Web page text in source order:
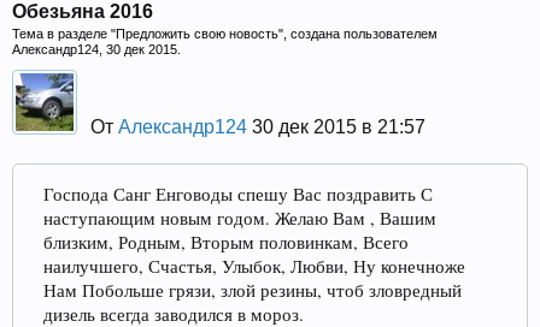
Присоединяйтесь.
Чип-тюнинг (прошивка) дизелей от
Прошедшие встречи клуба:1.2.3.4.5.6.7.8.9.10.11.
12.13.14. 15.16.17.18.19.20.21.22.23.24.
Ближайшие мероприятия: 16 Августа 2026 года, 11
лет клубу!
Обезьяна 2016
Тема в разделе "Предложить свою новость", создана пользователем
Александр124 30 дек 2015
От Александр124 30 дек 2015 в 21:57
Господа Санг Енговоды спешу Вас поздравить С
наступающим новым годом. Желаю Вам , Вашим
близким, Родным, Вторым половинкам, Всего
наилучшего, Счастья, Улыбок, Любви, Ну конечноже
Нам Побольше грязи, злой резины, чтоб зловредный
дизель всегда заводился в мороз.